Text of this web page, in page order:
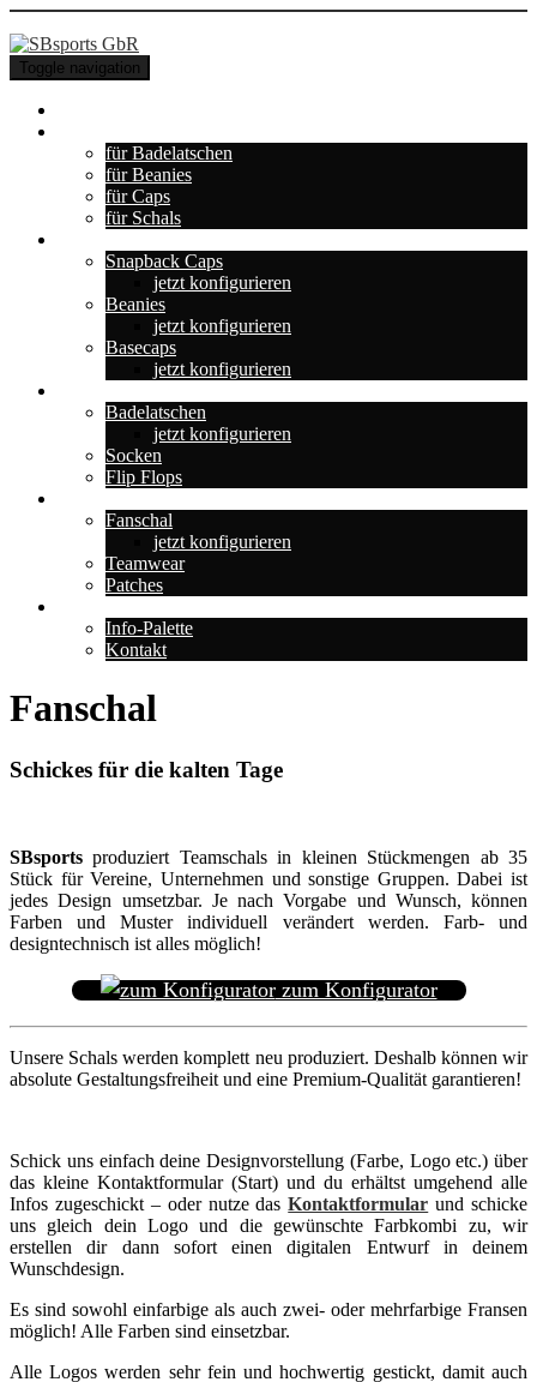
Toggle navigation
für Badelatschen
für Beanies
für Caps
für Schals
Snapback Caps
jetzt konfigurieren
Beanies
jetzt konfigurieren
Basecaps
jetzt konfigurieren
Badelatschen
jetzt konfigurieren
Socken
Flip Flops
Fanschal
jetzt konfigurieren
Teamwear
Patches
Info-Palette
Kontakt
Fanschal
Schickes für die kalten Tage
SBsports produziert Teamschals in kleinen Stückmengen ab 35
Stück für Vereine, Unternehmen und sonstige Gruppen. Dabei ist
jedes Design umsetzbar. Je nach Vorgabe und Wunsch, können
Farben und Muster individuell verändert werden. Farb- und
designtechnisch ist alles möglich!
zum Konfigurator
Unsere Schals werden komplett neu produziert. Deshalb können wir
absolute Gestaltungsfreiheit und eine Premium-Qualität garantieren!
Schick uns einfach deine Designvorstellung (Farbe, Logo etc.) über
das kleine Kontaktformular (Start) und du erhältst umgehend alle
Infos zugeschickt – oder nutze dasKontaktformular und schicke
uns gleich dein Logo und die gewünschte Farbkombi zu, wir
erstellen dir dann sofort einen digitalen Entwurf in deinem
Wunschdesign.
Es sind sowohl einfarbige als auch zwei- oder mehrfarbige Fransen
möglich! Alle Farben sind einsetzbar.
Alle Logos werden sehr fein und hochwertig gestickt, damit auch